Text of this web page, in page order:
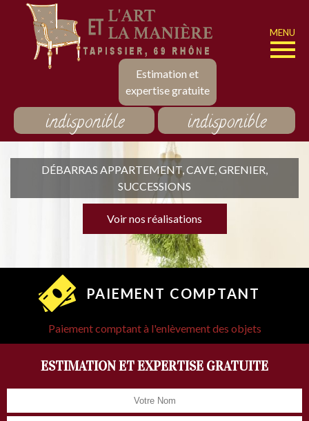
Estimation et
expertise gratuite
MENU
indisponible indisponible
DÉBARRAS APPARTEMENT, CAVE, GRENIER,
SUCCESSIONS
Voir nos réalisations
PAIEMENT COMPTANT
Paiement comptant à l'enlèvement des objets
ESTIMATION ET EXPERTISE GRATUITE